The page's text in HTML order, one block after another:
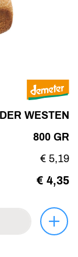
WESTEN
800 GR
€ 5,19
€ 4,35